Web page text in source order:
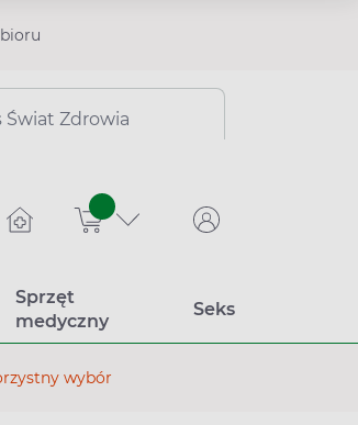
Świat Zdrowia
sztuk
Sprzęt
medyczny
Seks
wybór